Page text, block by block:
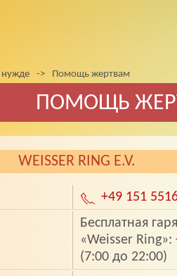
-> Помощь жертвам
ПОМОЩЬ
WEISSER RING E.V.
+49 151
Бесплатная
«Weisser Ring»:
(7:00 до 22:00)